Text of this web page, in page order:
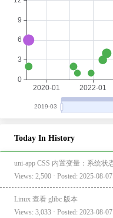
Today In History
Views: 2,500 · Posted: 2025-08-07
Linux 查看 glibc 版本
Views: 3,033 · Posted: 2023-08-07